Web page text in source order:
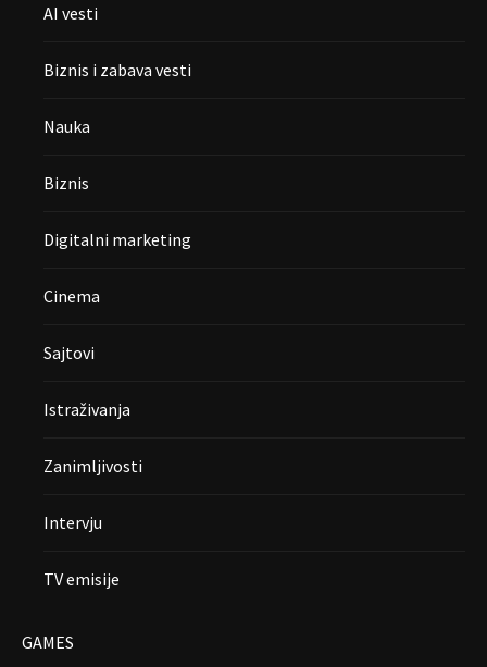
AI vesti
Biznis i zabava vesti
Nauka
Biznis
Digitalni marketing
Cinema
Sajtovi
Istraživanja
Zanimljivosti
Intervju
TV emisije
GAMES